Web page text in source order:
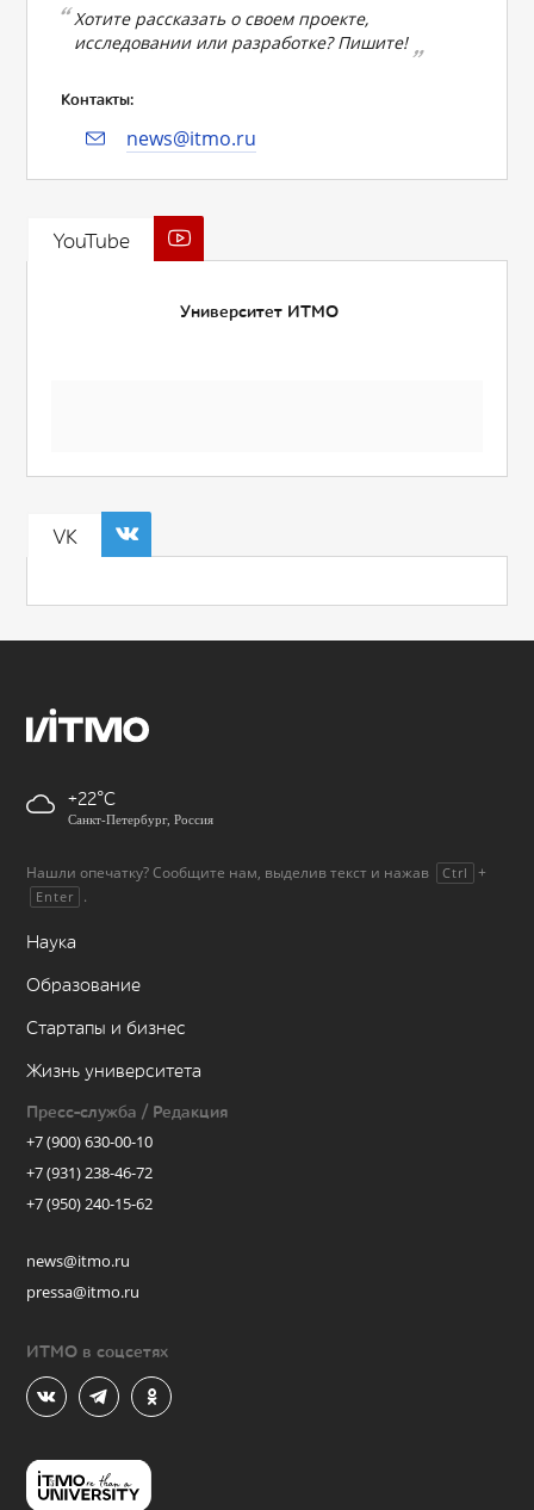
Хотите рассказать о своем проекте,
исследовании или разработке? Пишите!
Контакты:
news@itmo.ru
YouTube
Университет ИТМО
VK
+22
Санкт-Петербург, Россия
Нашли опечатку? Сообщите нам, выделив текст и нажав Ctrl +
Enter .
Наука
Образование
Стартапы и бизнес
Жизнь университета
Пресс-служба / Редакция
+7 (900) 630-00-10
+7 (931) 238-46-72
+7 (950) 240-15-62
news@itmo.ru
pressa@itmo.ru
ИТМО в соцсетях